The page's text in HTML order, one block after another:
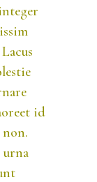
id